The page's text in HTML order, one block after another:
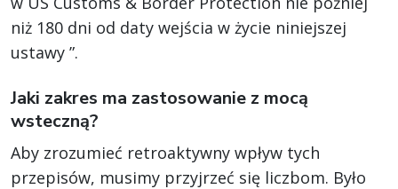
niż 180 dni od daty wejścia w życie niniejszej
ustawy ”.
Jaki zakres ma zastosowanie z mocą
wsteczną?
Aby zrozumieć retroaktywny wpływ tych
przepisów, musimy przyjrzeć się liczbom. Było